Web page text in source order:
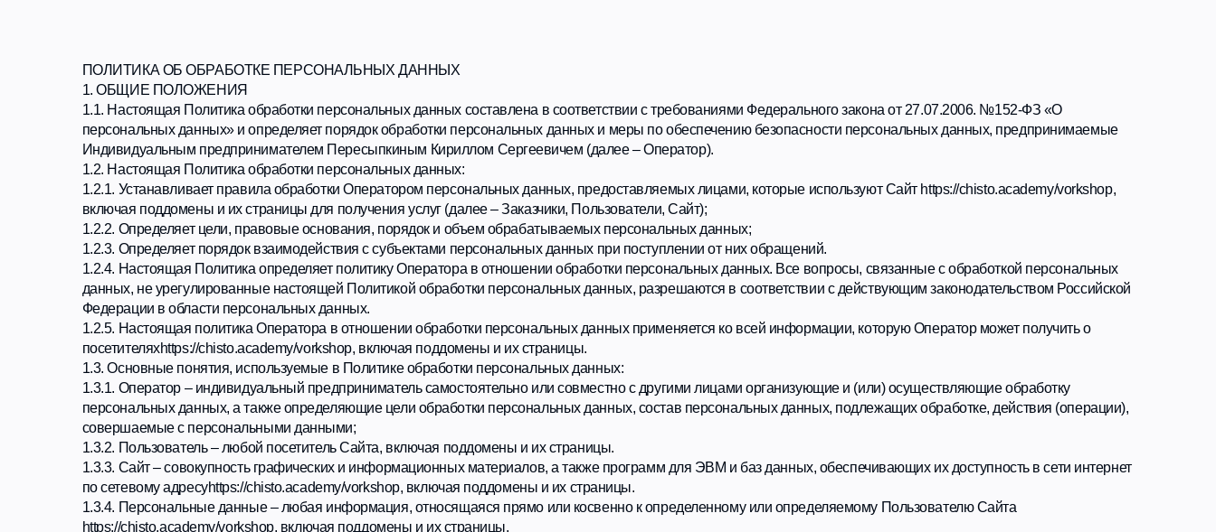
ПОЛИТИКА ОБ ОБРАБОТКЕ ПЕРСОНАЛЬНЫХ ДАННЫХ
1.1. Настоящая Политика обработки персональных данных составлена в соответствии с требованиями Федерального закона от 27.07.2006. №152-ФЗ «О
персональных данных» и определяет порядок обработки персональных данных и меры по обеспечению безопасности персональных данных, предпринимаемые
Индивидуальным предпринимателем Пересыпкиным Кириллом Сергеевичем (далее – Оператор).
1.2. Настоящая Политика обработки персональных данных:
1.2.1. Устанавливает правила обработки Оператором персональных данных, предоставляемых лицами, которые используют Сайт https://chisto.academy/vorkshop,
включая поддомены и их страницы для получения услуг (далее – Заказчики, Пользователи, Сайт);
1.2.2. Определяет цели, правовые основания, порядок и объем обрабатываемых персональных данных;
1.2.3. Определяет порядок взаимодействия с субъектами персональных данных при поступлении от них обращений.
1.2.4. Настоящая Политика определяет политику Оператора в отношении обработки персональных данных. Все вопросы, связанные с обработкой персональных
данных, не урегулированные настоящей Политикой обработки персональных данных, разрешаются в соответствии с действующим законодательством Российской
Федерации в области персональных данных.
1.2.5. Настоящая политика Оператора в отношении обработки персональных данных применяется ко всей информации, которую Оператор может получить о
посетителяхhttps://chisto.academy/vorkshop, включая поддомены и их страницы.
1.3. Основные понятия, используемые в Политике обработки персональных данных:
1.3.1. Оператор – индивидуальный предприниматель самостоятельно или совместно с другими лицами организующие и (или) осуществляющие обработку
персональных данных, а также определяющие цели обработки персональных данных, состав персональных данных, подлежащих обработке, действия (операции),
совершаемые с персональными данными;
1.3.2. Пользователь – любой посетитель Сайта, включая поддомены и их страницы.
1.3.3. Сайт – совокупность графических и информационных материалов, а также программ для ЭВМ и баз данных, обеспечивающих их доступность в сети интернет
по сетевому адресуhttps://chisto.academy/vorkshop, включая поддомены и их страницы.
1.3.4. Персональные данные – любая информация, относящаяся прямо или косвенно к определенному или определяемому Пользователю Сайта
https://chisto.academy/vorkshop, включая поддомены и их страницы.
1.3.5. Обработка персональных данных – любое действие или совокупность действий, которые совершаются с использованием средств автоматизации или без
использования таких средств с персональными данными, включая сбор, запись, систематизацию, накопление, хранение, уточнение (обновление, изменение),
извлечение, использование, передачу (распространение, предоставление, доступ), обезличивание, блокирование, удаление, уничтожение персональных данных;